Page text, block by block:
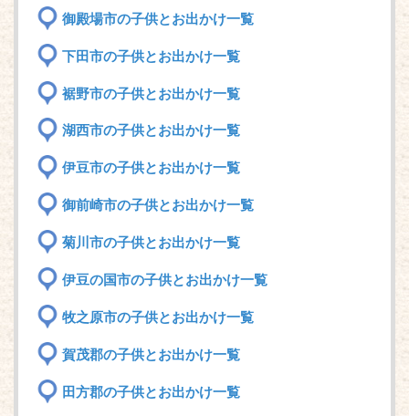
御殿場市の子供とお出かけ一覧
下田市の子供とお出かけ一覧
裾野市の子供とお出かけ一覧
湖西市の子供とお出かけ一覧
伊豆市の子供とお出かけ一覧
御前崎市の子供とお出かけ一覧
菊川市の子供とお出かけ一覧
伊豆の国市の子供とお出かけ一覧
牧之原市の子供とお出かけ一覧
賀茂郡の子供とお出かけ一覧
田方郡の子供とお出かけ一覧